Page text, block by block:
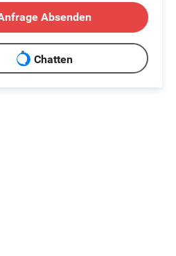
Absenden
Chatten